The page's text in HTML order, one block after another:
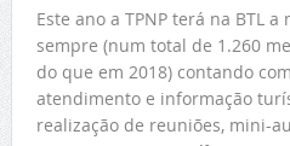
Este ano a TPNP terá na BTL
sempre (num total de 1.260
do que em 2018) contando
atendimento e informação
realização de reuniões, mini-